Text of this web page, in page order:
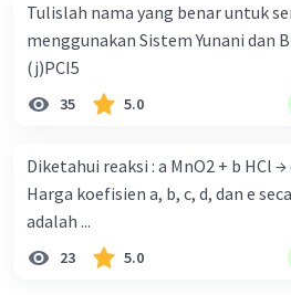
Tulislah nama yang benar untuk
menggunakan Sistem Yunani dan
(j)PCI5
35 5.0
Diketahui reaksi : a MnO2 + b HCl →
Harga koefisien a, b, c, d, dan e
adalah ...
23 5.0